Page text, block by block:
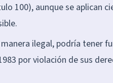
100), aunque se aplican
ilegal, podría tener
por violación de sus